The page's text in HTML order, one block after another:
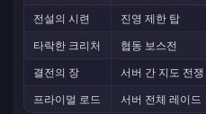
전설의 시련
진영 제한 탑
타락한 크리처
협동 보스전
결전의 장
서버 간 지도 전쟁
프라이멀 로드
서버 전체 레이드